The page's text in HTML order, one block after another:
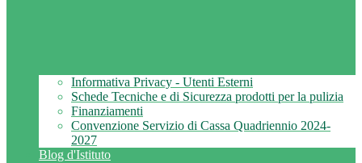
Informativa Privacy - Utenti Esterni
Schede Tecniche e di Sicurezza prodotti per la pulizia
Finanziamenti
Convenzione Servizio di Cassa Quadriennio 2024-
2027
Blog d'Istituto